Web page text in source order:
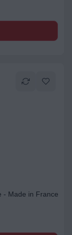
- Made in France